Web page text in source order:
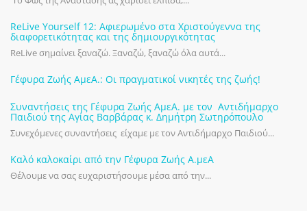
ReLive Yourself 12: Αφιερωμένο στα Χριστούγεννα της
διαφορετικότητας και της δημιουργικότητας
ReLive σημαίνει ξαναζώ. Ξαναζώ, ξαναζώ όλα αυτά...
Γέφυρα Ζωής ΑμεΑ.: Οι πραγματικοί νικητές της ζωής!
Συναντήσεις της Γέφυρα Ζωής ΑμεΑ. με τον Αντιδήμαρχο
Παιδιού της Αγίας Βαρβάρας κ. Δημήτρη Σωτηρόπουλο
Συνεχόμενες συναντήσεις είχαμε με τον Αντιδήμαρχο Παιδιού...
Καλό καλοκαίρι από την Γέφυρα Ζωής Α.μεΑ
Θέλουμε να σας ευχαριστήσουμε μέσα από την...